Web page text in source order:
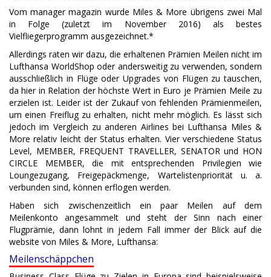
Vom manager magazin wurde Miles & More übrigens zwei Mal
in Folge (zuletzt im November 2016) als bestes
Vielfliegerprogramm ausgezeichnet.*
Allerdings raten wir dazu, die erhaltenen Prämien Meilen nicht im
Lufthansa WorldShop oder andersweitig zu verwenden, sondern
ausschließlich in Flüge oder Upgrades von Flügen zu tauschen,
da hier in Relation der höchste Wert in Euro je Prämien Meile zu
erzielen ist. Leider ist der Zukauf von fehlenden Prämienmeilen,
um einen Freiflug zu erhalten, nicht mehr möglich. Es lässt sich
jedoch im Vergleich zu anderen Airlines bei Lufthansa Miles &
More relativ leicht der Status erhalten. Vier verschiedene Status
Level, MEMBER, FREQUENT TRAVELLER, SENATOR und HON
CIRCLE MEMBER, die mit entsprechenden Privilegien wie
Loungezugang, Freigepäckmenge, Wartelistenpriorität u. a.
verbunden sind, können erflogen werden.
Haben sich zwischenzeitlich ein paar Meilen auf dem
Meilenkonto angesammelt und steht der Sinn nach einer
Flugprämie, dann lohnt in jedem Fall immer der Blick auf die
website von Miles & More, Lufthansa:
Meilenschäppchen